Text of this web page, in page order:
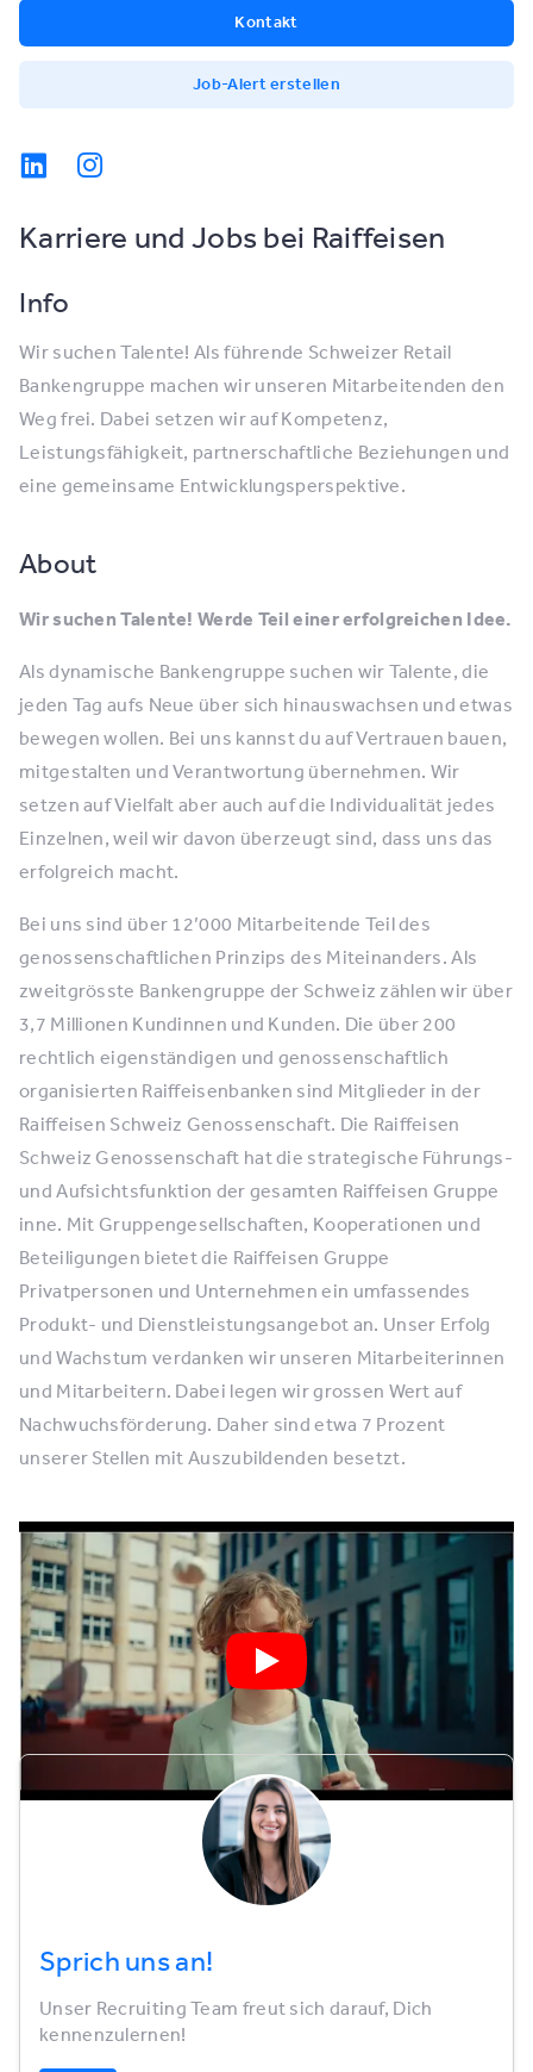
Kontakt
Job-Alert erstellen
Karriere und Jobs bei Raiffeisen
Info
Wir suchen Talente! Als führende Schweizer Retail
Bankengruppe machen wir unseren Mitarbeitenden den
Weg frei. Dabei setzen wir auf Kompetenz,
Leistungsfähigkeit, partnerschaftliche Beziehungen und
eine gemeinsame Entwicklungsperspektive.
About
Wir suchen Talente! Werde Teil einer erfolgreichen Idee.
Als dynamische Bankengruppe suchen wir Talente, die
jeden Tag aufs Neue über sich hinauswachsen und etwas
bewegen wollen. Bei uns kannst du auf Vertrauen bauen,
mitgestalten und Verantwortung übernehmen. Wir
setzen auf Vielfalt aber auch auf die Individualität jedes
Einzelnen, weil wir davon überzeugt sind, dass uns das
erfolgreich macht.
Bei uns sind über 12’000 Mitarbeitende Teil des
genossenschaftlichen Prinzips des Miteinanders. Als
zweitgrösste Bankengruppe der Schweiz zählen wir über
3,7 Millionen Kundinnen und Kunden. Die über 200
rechtlich eigenständigen und genossenschaftlich
organisierten Raiffeisenbanken sind Mitglieder in der
Raiffeisen Schweiz Genossenschaft. Die Raiffeisen
Schweiz Genossenschaft hat die strategische Führungs-
und Aufsichtsfunktion der gesamten Raiffeisen Gruppe
inne. Mit Gruppengesellschaften, Kooperationen und
Beteiligungen bietet die Raiffeisen Gruppe
Privatpersonen und Unternehmen ein umfassendes
Produkt- und Dienstleistungsangebot an. Unser Erfolg
und Wachstum verdanken wir unseren Mitarbeiterinnen
und Mitarbeitern. Dabei legen wir grossen Wert auf
Nachwuchsförderung. Daher sind etwa 7 Prozent
unserer Stellen mit Auszubildenden besetzt.
Sprich uns an!
Unser Recruiting Team freut sich darauf, Dich
kennenzulernen!